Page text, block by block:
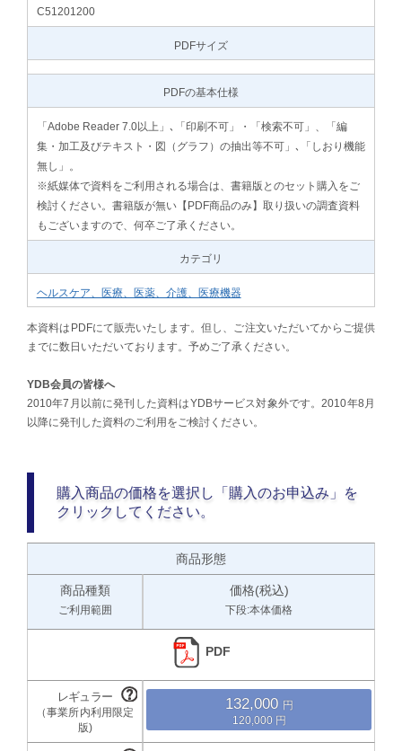
C51201200
PDFサイズ
PDFの基本仕様
「Adobe Reader 7.0以上」､「印刷不可」・「検索不可」、「編
集・加工及びテキスト・図（グラフ）の抽出等不可」､「しおり機能
無し」。
※紙媒体で資料をご利用される場合は、書籍版とのセット購入をご
検討ください。書籍版が無い【PDF商品のみ】取り扱いの調査資料
もございますので、何卒ご了承ください。
カテゴリ
ヘルスケア、医療、医薬、介護、医療機器
本資料はPDFにて販売いたします。但し、ご注文いただいてからご提供
までに数日いただいております。予めご了承ください。
YDB会員の皆様へ
2010年7月以前に発刊した資料はYDBサービス対象外です。2010年8月
以降に発刊した資料のご利用をご検討ください。
購入商品の価格を選択し「購入のお申込み」を
クリックしてください。
商品形態
商品種類
ご利用範囲
価格(税込)
下段:本体価格
PDF
132,000
120,000